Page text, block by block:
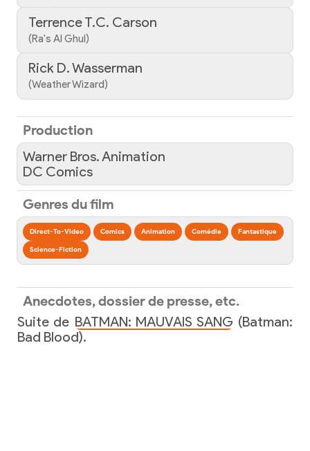
Terrence T.C. Carson
(Ra's Al Ghul)
Rick D. Wasserman
(Weather Wizard)
Production
Warner Bros. Animation
DC Comics
Genres du film
Direct-To-Video Comics Animation Comédie Fantastique
Science-Fiction
Anecdotes, dossier de presse, etc.
Suite de BATMAN: MAUVAIS SANG (Batman:
Bad Blood).